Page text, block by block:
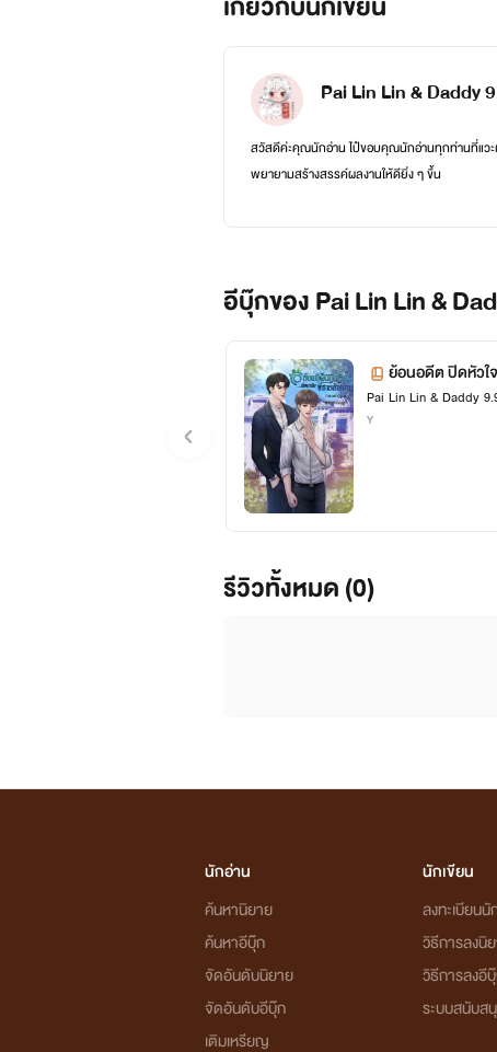
Pai Lin Lin & Daddy
สวัสดีค่ะคุณนักอ่าน ไป๋ขอบคุณนักอ่านทุกท่านที่แวะเ
พยายามสร้างสรรค์ผลงานให้ดียิ่ง ๆ ขึ้น
อีบุ๊กของ Pai Lin Lin &
ย้อนอดีต ปิดหัวใ
Pai Lin Lin & Daddy
Y
รีวิวทั้งหมด (0)
นักอ่าน
ค้นหานิยาย
ค้นหาอีบุ๊ก
จัดอันดับนิยาย
จัดอันดับอีบุ๊ก
เติมเหรียญ
นักเขียน
ลงทะเบียนนั
วิธีการลงนิ
วิธีการลงอี
ระบบสนับส